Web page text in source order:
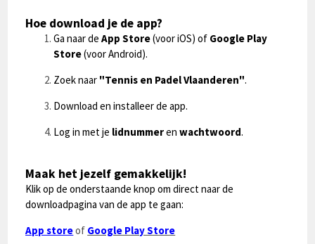
Hoe download je de app?
Ga naar deApp Store(voor iOS) of Google Play
Store(voor Android).
Zoek naar "Tennis en Padel Vlaanderen".
Download en installeer de app.
Log in met je lidnummerenwachtwoord.
Maak het jezelf gemakkelijk!
Klik op de onderstaande knop om direct naar de
downloadpagina van de app te gaan:
App storeof Google Play Store